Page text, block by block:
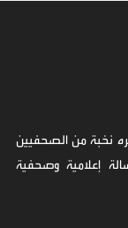
نخبة من الصحفيين
إعلامية وصحفية